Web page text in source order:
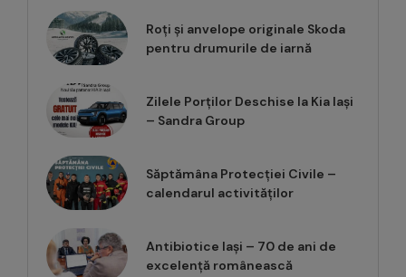
Roți și anvelope originale Skoda
pentru drumurile de iarnă
Zilele Porților Deschise la Kia Iași
– Sandra Group
Săptămâna Protecției Civile –
calendarul activităților
Antibiotice Iași – 70 de ani de
excelență românească